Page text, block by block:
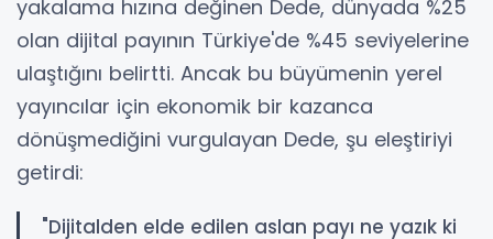
yakalama hızına değinen Dede, dünyada %25
olan dijital payının Türkiye'de %45 seviyelerine
ulaştığını belirtti. Ancak bu büyümenin yerel
yayıncılar için ekonomik bir kazanca
dönüşmediğini vurgulayan Dede, şu eleştiriyi
getirdi:
​"Dijitalden elde edilen aslan payı ne yazık ki